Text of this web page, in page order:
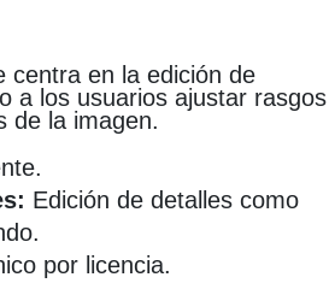
centra en la edición de
a los usuarios ajustar rasgos
de la imagen.
Edición de detalles como
por licencia.